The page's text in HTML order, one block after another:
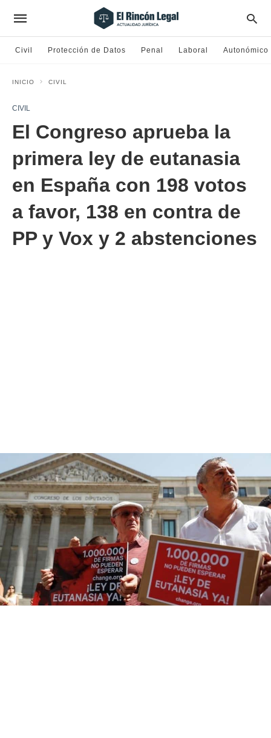
Civil Protección de Datos Penal Laboral Autonómico
INICIO CIVIL
CIVIL
El Congreso aprueba la
primera ley de eutanasia
en España con 198 votos
a favor, 138 en contra de
PP y Vox y 2 abstenciones